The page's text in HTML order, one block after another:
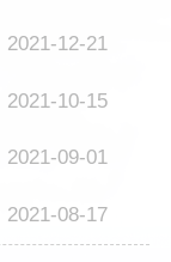
2021-12-21
2021-10-15
2021-09-01
2021-08-17